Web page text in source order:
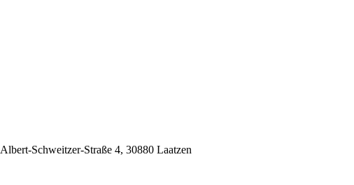
Albert-Schweitzer-Straße 4, 30880 Laatzen